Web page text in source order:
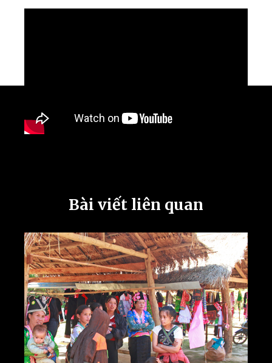
Bài viết liên quan